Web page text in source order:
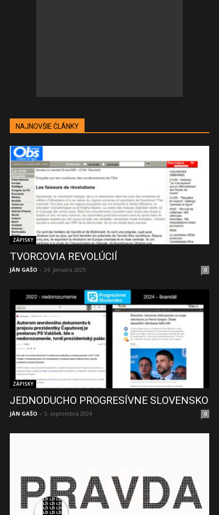
NAJNOVŠIE ČLÁNKY
ZÁPISKY
TVORCOVIA REVOLÚCIÍ
JÁN GAŠO - 24. januára 2025 0
ZÁPISKY
JEDNODUCHO PROGRESÍVNE SLOVENSKO
JÁN GAŠO - 5. septembra 2024 0